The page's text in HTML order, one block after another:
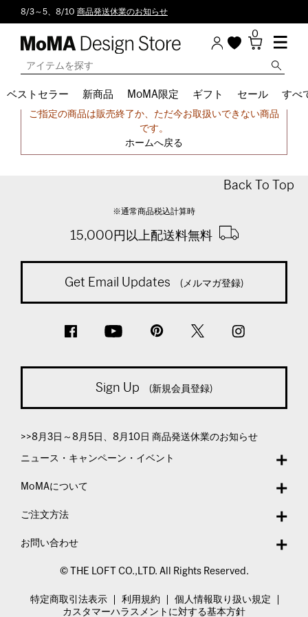
8/3～5、8/10 商品発送休業のお知らせ
0
ベストセラー 新商品 MoMA限定 ギフト セール すべ
申し訳ございません。
ご指定の商品は販売終了か、ただ今お取扱いできない商品
です。
ホームへ戻る
Back To Top
※通常商品税込計算時
15,000円以上配送料無料
Get Email Updates (メルマガ登録)
Sign Up (新規会員登録)
>>8月3日～8月5日、8月10日 商品発送休業のお知らせ
ニュース・キャンペーン・イベント
MoMAについて
ご注文方法
お問い合わせ
© THE LOFT CO.,LTD. All Rights Reserved.
特定商取引法表示 利用規約
個人情報取り扱い規定
カスタマーハラスメントに対する基本方針